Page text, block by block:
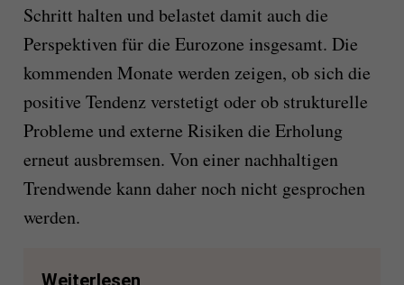
Schritt halten und belastet damit auch die
Perspektiven für die Eurozone insgesamt. Die
kommenden Monate werden zeigen, ob sich die
positive Tendenz verstetigt oder ob strukturelle
Probleme und externe Risiken die Erholung
erneut ausbremsen. Von einer nachhaltigen
Trendwende kann daher noch nicht gesprochen
werden.